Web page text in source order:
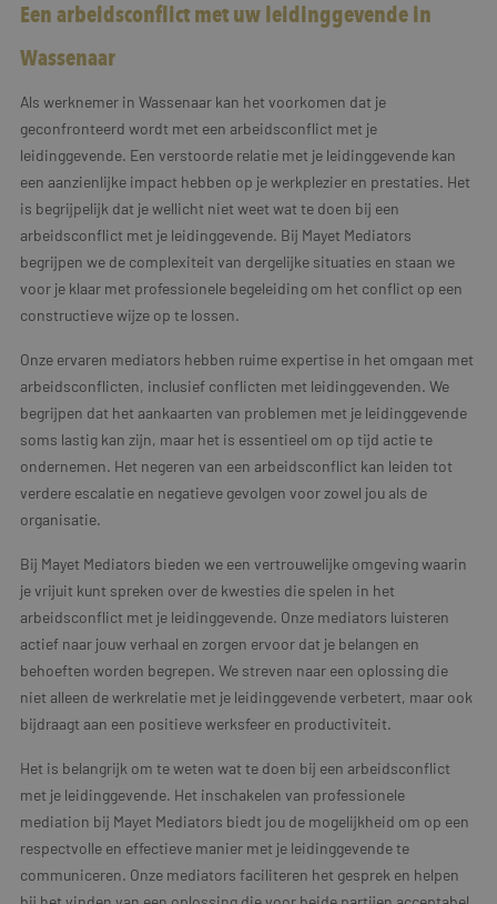
Een arbeidsconflict met uw leidinggevende in
Wassenaar
Als werknemer in Wassenaar kan het voorkomen dat je
geconfronteerd wordt met een arbeidsconflict met je
leidinggevende. Een verstoorde relatie met je leidinggevende kan
een aanzienlijke impact hebben op je werkplezier en prestaties. Het
is begrijpelijk dat je wellicht niet weet wat te doen bij een
arbeidsconflict met je leidinggevende. Bij Mayet Mediators
begrijpen we de complexiteit van dergelijke situaties en staan we
voor je klaar met professionele begeleiding om het conflict op een
constructieve wijze op te lossen.
Onze ervaren mediators hebben ruime expertise in het omgaan met
arbeidsconflicten, inclusief conflicten met leidinggevenden. We
begrijpen dat het aankaarten van problemen met je leidinggevende
soms lastig kan zijn, maar het is essentieel om op tijd actie te
ondernemen. Het negeren van een arbeidsconflict kan leiden tot
verdere escalatie en negatieve gevolgen voor zowel jou als de
organisatie.
Bij Mayet Mediators bieden we een vertrouwelijke omgeving waarin
je vrijuit kunt spreken over de kwesties die spelen in het
arbeidsconflict met je leidinggevende. Onze mediators luisteren
actief naar jouw verhaal en zorgen ervoor dat je belangen en
behoeften worden begrepen. We streven naar een oplossing die
niet alleen de werkrelatie met je leidinggevende verbetert, maar ook
bijdraagt aan een positieve werksfeer en productiviteit.
Het is belangrijk om te weten wat te doen bij een arbeidsconflict
met je leidinggevende. Het inschakelen van professionele
mediation bij Mayet Mediators biedt jou de mogelijkheid om op een
respectvolle en effectieve manier met je leidinggevende te
communiceren. Onze mediators faciliteren het gesprek en helpen